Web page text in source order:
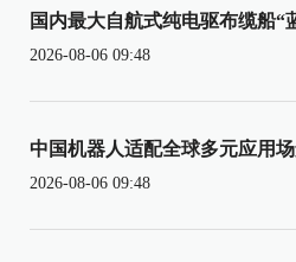
国内最大自航式纯电驱布缆船“
2026-08-06 09:48
中国机器人适配全球多元应用
2026-08-06 09:48